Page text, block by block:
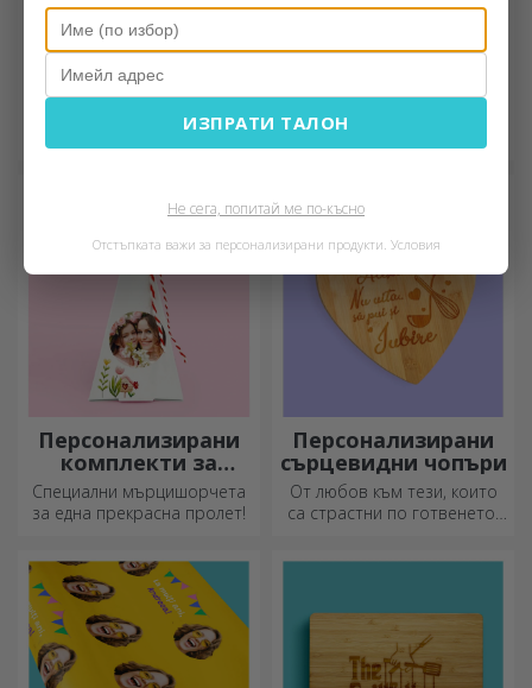
Персонализирани
шорти за деца
Малките готвачи приготвят
вкусни лакомства! Изберете
присъединете към него в
кухнята!
Персонализирани
Рамкираните спомени
могат да добавят нотка
вашите картини и да
създадат вашата собствена
история!
Персонализирани
комплекти за
засаждане на
пирамидални
цветя
Специални мърцишорчета
за една прекрасна пролет!
Персонализирани
сърцевидни чопъри
От любов към тези, които
са страстни по готвенето,
ИЗПРАТИ ТАЛОН
Не сега, попитай ме по-късно
Отстъпката важи за персонализирани продукти. Условия